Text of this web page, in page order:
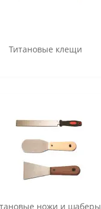
Титановые клещи
ножи и шаберы